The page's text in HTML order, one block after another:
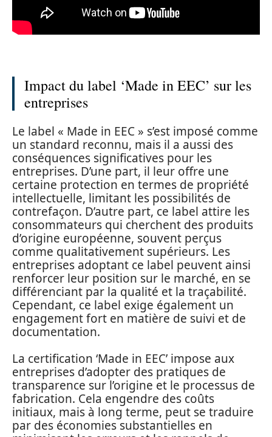
Impact du label ‘Made in EEC’ sur les
entreprises
Le label « Made in EEC » s’est imposé comme
un standard reconnu, mais il a aussi des
conséquences significatives pour les
entreprises. D’une part, il leur offre une
certaine protection en termes de propriété
intellectuelle, limitant les possibilités de
contrefaçon. D’autre part, ce label attire les
consommateurs qui cherchent des produits
d’origine européenne, souvent perçus
comme qualitativement supérieurs. Les
entreprises adoptant ce label peuvent ainsi
renforcer leur position sur le marché, en se
différenciant par la qualité et la traçabilité.
Cependant, ce label exige également un
engagement fort en matière de suivi et de
documentation.
La certification ‘Made in EEC’ impose aux
entreprises d’adopter des pratiques de
transparence sur l’origine et le processus de
fabrication. Cela engendre des coûts
initiaux, mais à long terme, peut se traduire
par des économies substantielles en